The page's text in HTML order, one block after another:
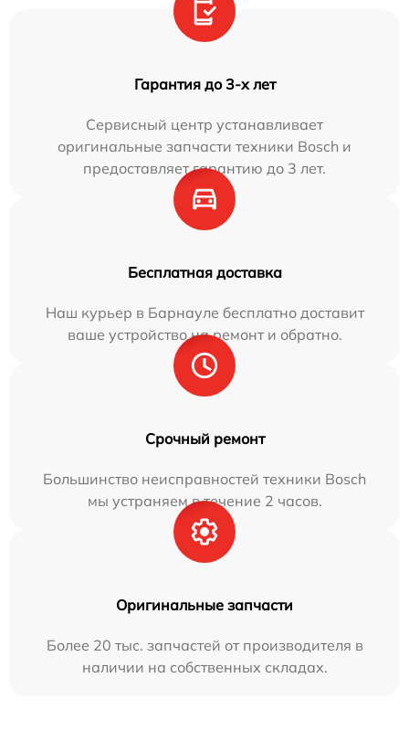
Гарантия до 3-х лет
Сервисный центр устанавливает
оригинальные запчасти техники Bosch и
предоставляет гарантию до 3 лет.
Бесплатная доставка
Наш курьер в Барнауле бесплатно доставит
ваше устройство на ремонт и обратно.
Срочный ремонт
Большинство неисправностей техники Bosch
мы устраняем в течение 2 часов.
Оригинальные запчасти
Более 20 тыс. запчастей от производителя в
наличии на собственных складах.